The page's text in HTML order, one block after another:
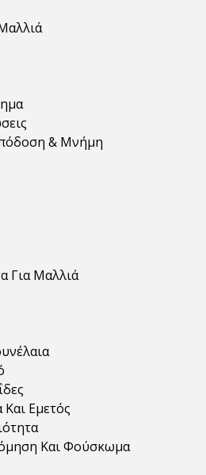
& Μνήμη
Για Μαλλιά
Και Εμετός
Και Φούσκωμα